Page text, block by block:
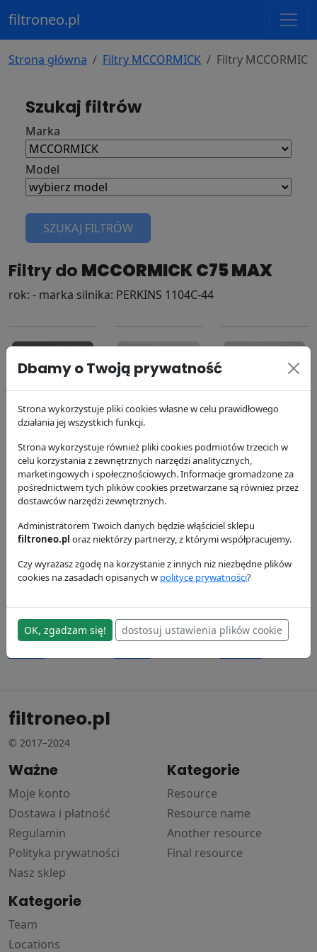
filtroneo.pl
Strona główna Filtry MCCORMICK Filtry
Szukaj filtrów
Marka
Model
SZUKAJ FILTRÓW
Filtry do MCCORMICK C75 MAX
rok: - marka silnika: PERKINS 1104C-44
Filtr paliwa
Donaldson
37.93 zł
Filtr oleju silnika
Donaldson
41.23 zł
Filtr
P762860
Donaldson
125.03 zł
P772579
Donaldson
P775300
Donaldson
P551354
Donaldson
filtroneo.pl
© 2017–2024
Ważne
Moje konto
Dostawa i płatność
Regulamin
Polityka prywatności
Nasz sklep
Kategorie
Resource
Resource name
Another resource
Final resource
Kategorie
Team
Locations
Dbamy o Twoją prywatność
Strona wykorzystuje pliki cookies własne w celu prawidłowego
działania jej wszystkich funkcji.
Strona wykorzystuje również pliki cookies podmiotów trzecich w
celu korzystania z zewnętrznych narzędzi analitycznych,
marketingowych i społecznościowych. Informacje gromadzone za
pośrednictwem tych plików cookies przetwarzane są również przez
dostawców narzędzi zewnętrznych.
Administratorem Twoich danych będzie włąściciel sklepu
filtroneo.pl oraz niektórzy partnerzy, z którymi współpracujemy.
Czy wyrażasz zgodę na korzystanie z innych niż niezbędne plików
cookies na zasadach opisanych w polityce prywatności?
OK, zgadzam się! dostosuj ustawienia plików cookie